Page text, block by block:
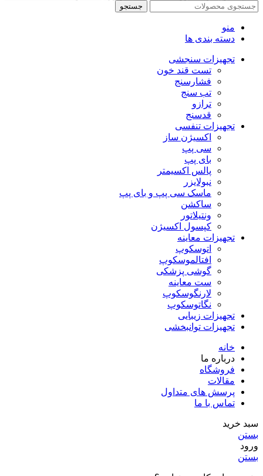
جستجو
منو
دسته بندی ها
تجهیزات سنجشی
تست قند خون
فشارسنج
تب سنج
ترازو
قدسنج
تجهیزات تنفسی
اکسیژن ساز
سی پپ
بای پپ
پالس اکسیمتر
نبولایزر
ماسک سی پپ و بای پپ
ساکشن
ونتیلاتور
کپسول اکسیژن
تجهیزات معاینه
اتوسکوپ
افتالموسکوپ
گوشی پزشکی
ست معاینه
لارنگوسکوپ
نگاتوسکوپ
تجهیزات زیبایی
تجهیزات توانبخشی
خانه
درباره ما
فروشگاه
مقالات
پرسش های متداول
تماس با ما
سبد خرید
بستن
ورود
بستن